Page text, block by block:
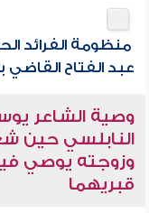
منظومة الفرائد
عبد الفتاح
وصية الشاعر
النابلسي حين
وزوجته يوصي
قبريهما